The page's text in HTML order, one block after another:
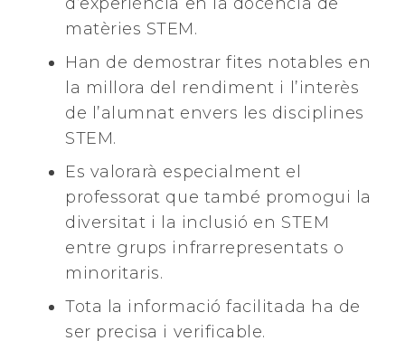
matèries STEM.
Han de demostrar fites notables en
la millora del rendiment i l’interès
de l’alumnat envers les disciplines
STEM.
Es valorarà especialment el
professorat que també promogui la
diversitat i la inclusió en STEM
entre grups infrarrepresentats o
minoritaris.
Tota la informació facilitada ha de
ser precisa i verificable.